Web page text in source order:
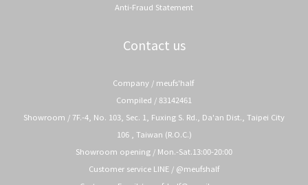
Anti-Fraud Statement
Contact us
Company / meufs'half
Compiled / 83142461
Showroom / 7F.-4, No. 103, Sec. 1, Fuxing S. Rd., Da'an Dist., Taipei City
106 , Taiwan (R.O.C.)
Showroom opening / Mon.-Sat.13:00-20:00
Customer service LINE / @meufshalf